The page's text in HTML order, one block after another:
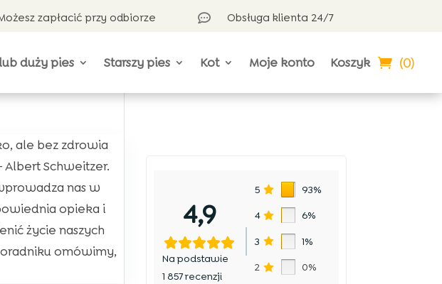
zapłacić przy odbiorze  Obsługa klienta 24/7
duży pies Starszy pies Kot Moje konto Koszyk (0)
ale bez zdrowia
Albert Schweitzer.
nas w
opieka i
życie naszych
omówimy,
4,9
Na podstawie
1 857 recenzji
5 93%
4 6%
3 1%
2 0%